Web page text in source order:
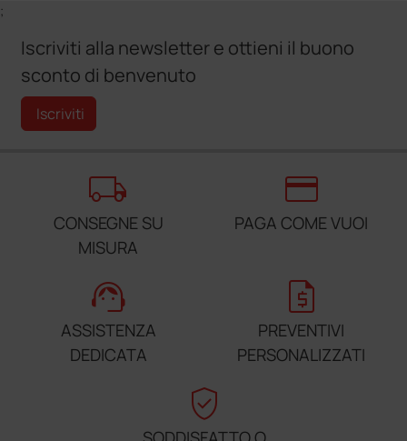
;
Iscriviti alla newsletter e ottieni il buono
sconto di benvenuto
Iscriviti
local_shipping
CONSEGNE SU
MISURA
credit_card
PAGA COME VUOI
support_agent
ASSISTENZA
DEDICATA
request_quote
PREVENTIVI
PERSONALIZZATI
verified_user